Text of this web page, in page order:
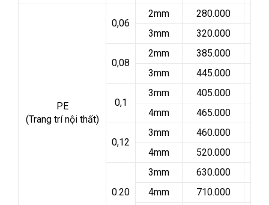
PE
(Trang trí nội thất)
0,06
2mm
280.000
3mm
320.000
0,08
2mm
385.000
3mm
445.000
0,1
3mm
405.000
4mm
465.000
0,12
3mm
460.000
4mm
520.000
0.20
3mm
630.000
4mm
710.000